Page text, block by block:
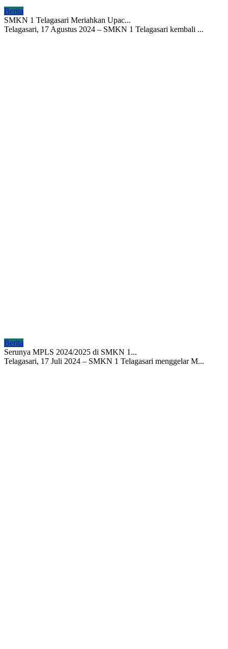
Berita
SMKN 1 Telagasari Meriahkan Upac...
Telagasari, 17 Agustus 2024 – SMKN 1 Telagasari kembali ...
Berita
Serunya MPLS 2024/2025 di SMKN 1...
Telagasari, 17 Juli 2024 – SMKN 1 Telagasari menggelar M...